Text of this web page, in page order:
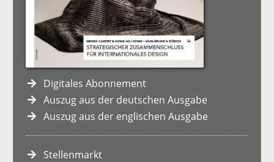
Digitales Abonnement
Auszug aus der deutschen Ausgabe
Auszug aus der englischen Ausgabe
Stellenmarkt